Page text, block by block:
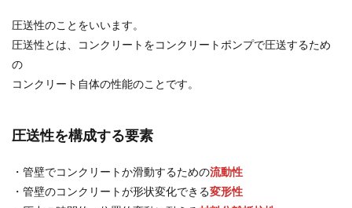
圧送性のことをいいます。
圧送性とは、コンクリートをコンクリートポンプで圧送するため
の
コンクリート自体の性能のことです。
圧送性を構成する要素
・管壁でコンクリートか滑動するための流動性
・管壁のコンクリートが形状変化できる変形性